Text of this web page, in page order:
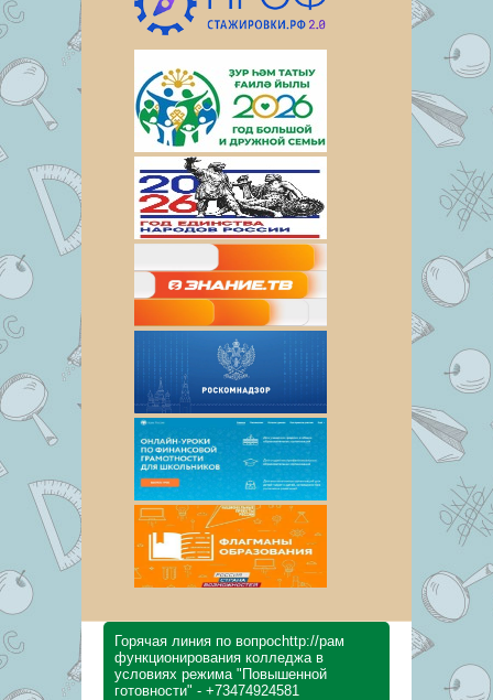
Горячая линия по вопросhttp://pам
функционирования колледжа в
условиях режима "Повышенной
готовности" - +73474924581